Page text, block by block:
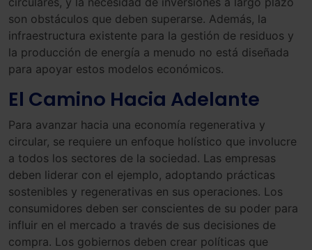
son obstáculos que deben superarse. Además, la
infraestructura existente para la gestión de residuos y
la producción de energía a menudo no está diseñada
para apoyar estos modelos económicos.
El Camino Hacia Adelante
Para avanzar hacia una economía regenerativa y
circular, se requiere un enfoque holístico que involucre
a todos los sectores de la sociedad. Las empresas
deben liderar con el ejemplo, adoptando prácticas
sostenibles y regenerativas en sus operaciones. Los
consumidores deben ser conscientes de su poder para
influir en el mercado a través de sus decisiones de
compra. Los gobiernos deben crear políticas que